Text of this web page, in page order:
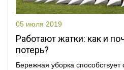
05 июля 2019
Работают жатки: как и
потерь?
Бережная уборка